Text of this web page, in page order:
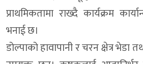
प्राथमिकतामा राख्दै कार्यक्रम
भनाई छ।
डोल्पाको हावापानी र चरन क्षेत्र भेडा